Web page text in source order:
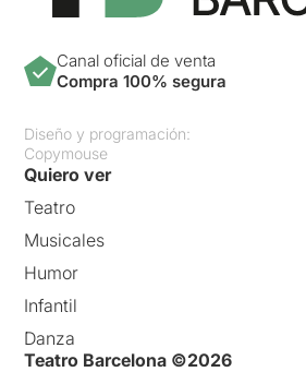
Canal oficial de venta
Compra 100% segura
Diseño y programación:
Copymouse
Quiero ver
Teatro
Musicales
Humor
Infantil
Danza
Teatro Barcelona ©2026